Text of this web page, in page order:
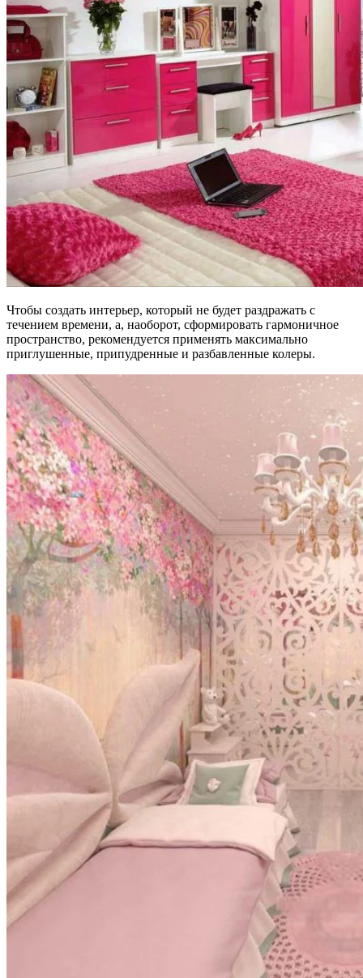
Чтобы создать интерьер, который не будет раздражать с
течением времени, а, наоборот, сформировать гармоничное
пространство, рекомендуется применять максимально
приглушенные, припудренные и разбавленные колеры.